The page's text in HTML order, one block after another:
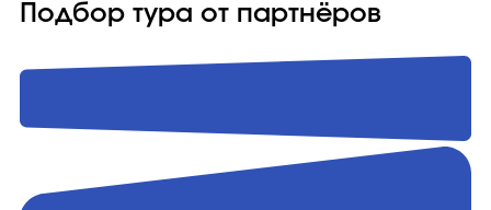
Подбор тура от партнёров